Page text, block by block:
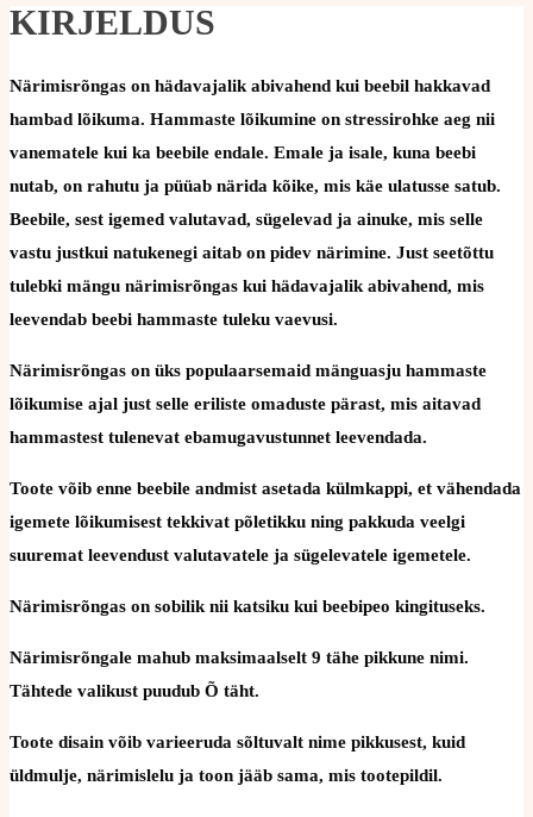
KIRJELDUS
Närimisrõngas on hädavajalik abivahend kui beebil hakkavad
hambad lõikuma. Hammaste lõikumine on stressirohke aeg nii
vanematele kui ka beebile endale. Emale ja isale, kuna beebi
nutab, on rahutu ja püüab närida kõike, mis käe ulatusse satub.
Beebile, sest igemed valutavad, sügelevad ja ainuke, mis selle
vastu justkui natukenegi aitab on pidev närimine. Just seetõttu
tulebki mängu närimisrõngas kui hädavajalik abivahend, mis
leevendab beebi hammaste tuleku vaevusi.
Närimisrõngas on üks populaarsemaid mänguasju hammaste
lõikumise ajal just selle eriliste omaduste pärast, mis aitavad
hammastest tulenevat ebamugavustunnet leevendada.
Toote võib enne beebile andmist asetada külmkappi, et vähendada
igemete lõikumisest tekkivat põletikku ning pakkuda veelgi
suuremat leevendust valutavatele ja sügelevatele igemetele.
Närimisrõngas on sobilik nii katsiku kui beebipeo kingituseks.
Närimisrõngale mahub maksimaalselt 9 tähe pikkune nimi.
Tähtede valikust puudub Õ täht.
Toote disain võib varieeruda sõltuvalt nime pikkusest, kuid
üldmulje, närimislelu ja toon jääb sama, mis tootepildil.